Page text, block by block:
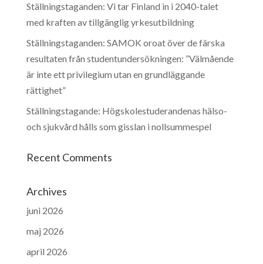
Ställningstaganden: Vi tar Finland in i 2040-talet
med kraften av tillgänglig yrkesutbildning
Ställningstaganden: SAMOK oroat över de färska
resultaten från studentundersökningen: ”Välmående
är inte ett privilegium utan en grundläggande
rättighet”
Ställningstagande: Högskolestuderandenas hälso-
och sjukvård hålls som gisslan i nollsummespel
Recent Comments
Archives
juni 2026
maj 2026
april 2026